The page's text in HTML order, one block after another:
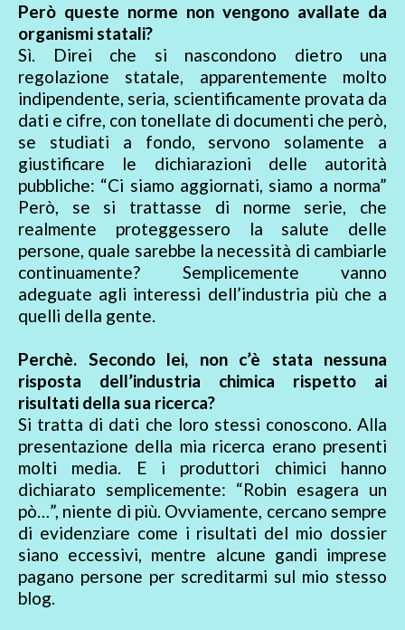
Però queste norme non vengono avallate da
organismi statali?
Sì. Direi che si nascondono dietro una
regolazione statale, apparentemente molto
indipendente, seria, scientificamente provata da
dati e cifre, con tonellate di documenti che però,
se studiati a fondo, servono solamente a
giustificare le dichiarazioni delle autorità
pubbliche: “Ci siamo aggiornati, siamo a norma”
Però, se si trattasse di norme serie, che
realmente proteggessero la salute delle
persone, quale sarebbe la necessità di cambiarle
continuamente? Semplicemente vanno
adeguate agli interessi dell’industria più che a
quelli della gente.
Perchè. Secondo lei, non c’è stata nessuna
risposta dell’industria chimica rispetto ai
risultati della sua ricerca?
Si tratta di dati che loro stessi conoscono. Alla
presentazione della mia ricerca erano presenti
molti media. E i produttori chimici hanno
dichiarato semplicemente: “Robin esagera un
pò…”, niente di più. Ovviamente, cercano sempre
di evidenziare come i risultati del mio dossier
siano eccessivi, mentre alcune gandi imprese
pagano persone per screditarmi sul mio stesso
blog.